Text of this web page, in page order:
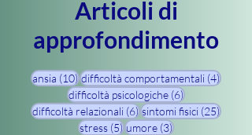
Articoli di
approfondimento
ansia (10)10 post
difficoltà comportamentali (4)4 post
difficoltà psicologiche (6)6 post
difficoltà relazionali (6)6 post
sintomi fisici (25)25 post
stress (5)5 post
umore (3)3 post